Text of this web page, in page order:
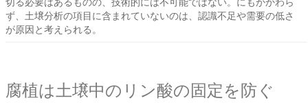
ず、土壌分析の項目に含まれていないのは、認識不足や需要の低さ
が原因と考えられる。
腐植は土壌中のリン酸の固定を防ぐ